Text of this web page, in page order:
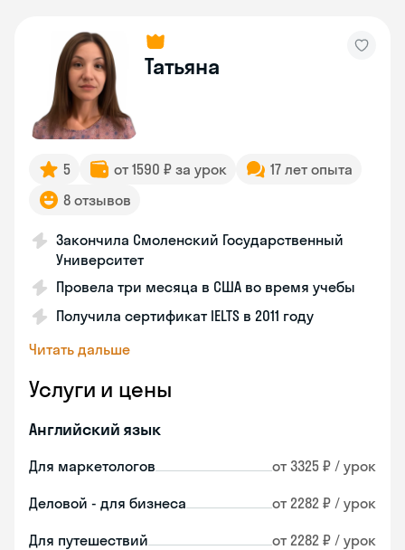
Татьяна
5 от 1590 ₽ за урок
17 лет опыта
8 отзывов
Закончила Смоленский Государственный
Университет
Провела три месяца в США во время учебы
Получила сертификат IELTS в 2011 году
Читать дальше
Услуги и цены
Английский язык
Для маркетологов от 3325 ₽ / урок
Деловой - для бизнеса от 2282 ₽ / урок
Для путешествий от 2282 ₽ / урок